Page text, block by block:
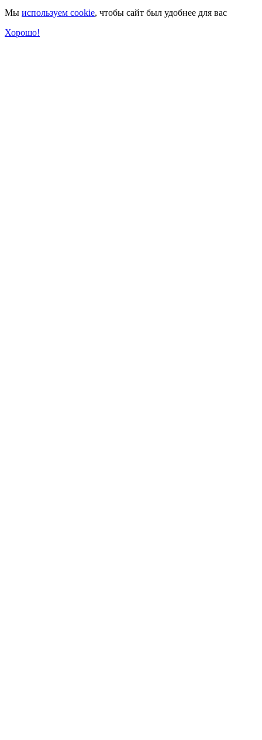
Мы используем cookie, чтобы сайт был удобнее для вас
Хорошо!